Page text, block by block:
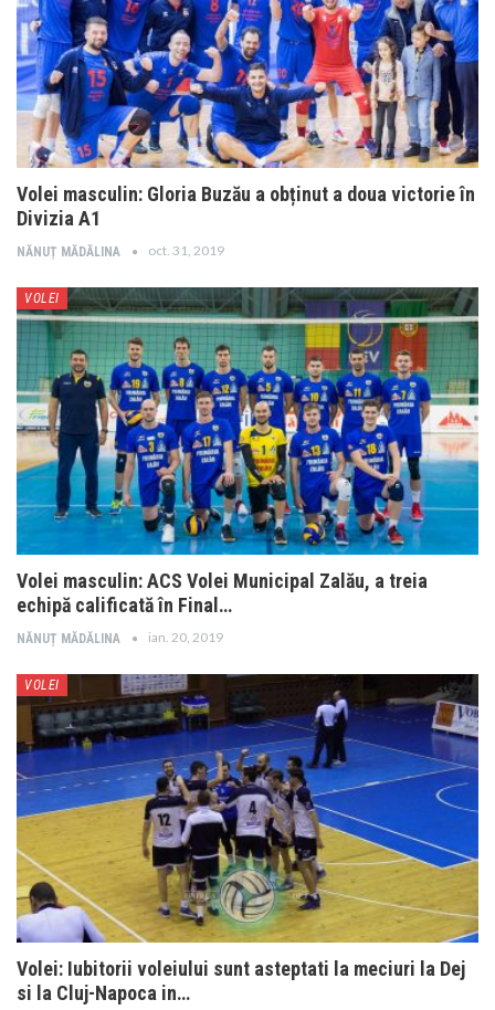
Volei masculin: Gloria Buzău a obținut a doua victorie în
Divizia A1
NĂNUȚ MĂDĂLINA oct. 31, 2019
VOLEI
Volei masculin: ACS Volei Municipal Zalău, a treia
echipă calificată în Final…
NĂNUȚ MĂDĂLINA ian. 20, 2019
VOLEI
Volei: Iubitorii voleiului sunt asteptati la meciuri la Dej
si la Cluj-Napoca in…